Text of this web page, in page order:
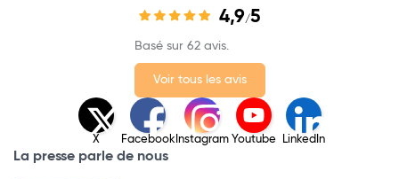
4,9/5
Basé sur 62 avis.
Voir tous les avis
X Facebook Instagram Youtube LinkedIn
La presse parle de nous